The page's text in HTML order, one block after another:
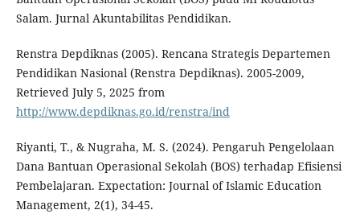
Salam. Jurnal Akuntabilitas Pendidikan.
Renstra Depdiknas (2005). Rencana Strategis Departemen
Pendidikan Nasional (Renstra Depdiknas). 2005-2009,
Retrieved July 5, 2025 from
http://www.depdiknas.go.id/renstra/ind
Riyanti, T., & Nugraha, M. S. (2024). Pengaruh Pengelolaan
Dana Bantuan Operasional Sekolah (BOS) terhadap Efisiensi
Pembelajaran. Expectation: Journal of Islamic Education
Management, 2(1), 34-45.